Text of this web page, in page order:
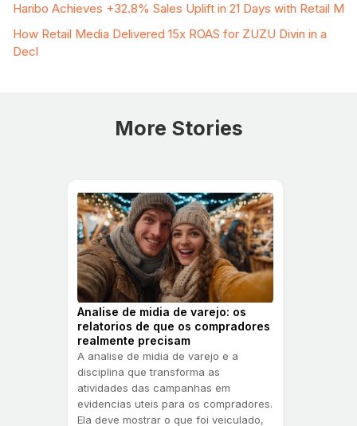
Haribo Achieves +32.8% Sales Uplift in 21 Days with Retail M
How Retail Media Delivered 15x ROAS for ZUZU Divin in a
Decl
More Stories
Analise de midia de varejo: os
relatorios de que os compradores
realmente precisam
A analise de midia de varejo e a
disciplina que transforma as
atividades das campanhas em
evidencias uteis para os compradores.
Ela deve mostrar o que foi veiculado,